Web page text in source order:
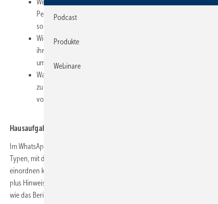
Wie du blauen, gewissenhaften Azubis hilfst, nicht in
Perfektion und Roman-Berieschtsheften zu versinken,
sondern mit Beispielen und Vorgaben effizient zu werden.
Wie du gelbe, initiative Typen in Routinen führst, damit sie
ihre vielen Ideen nicht nur erzählen, sondern auch
umsetzen.
Warum grüne, stetige Azubis viel Sicherheit brauchen, oft
zu viel schlucken, gerne alles richtig machen – und du sie
vor Überlastung schützen musst.
Hausaufgabe zur Folge:
Im WhatsApp-Kanal bekommst du eine Grafik zur Einteilung der DISG-
Typen, mit der du Azubis, Mitarbeiter – und dich selbst – grob
einordnen kannst. Eine Eigenschafts- und Bedürfnisübersicht je Farbe
plus Hinweise, wie du die verschiedenen Typen anpackst, damit Dinge
wie das Berichtsheft pünktlich erledigt werden.
Podcast
Produkte
Webinare